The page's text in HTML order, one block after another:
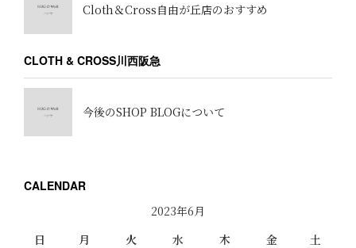
Cloth＆Cross自由が丘店のおすすめ
CLOTH & CROSS川西阪急
今後のSHOP BLOGについて
CALENDAR
2023年6月
日
月 火 水 木 金
土